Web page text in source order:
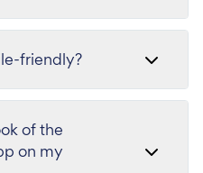
friendly?
of the
on my